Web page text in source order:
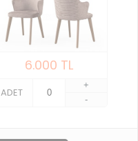
6.000 TL
ADET
+
-